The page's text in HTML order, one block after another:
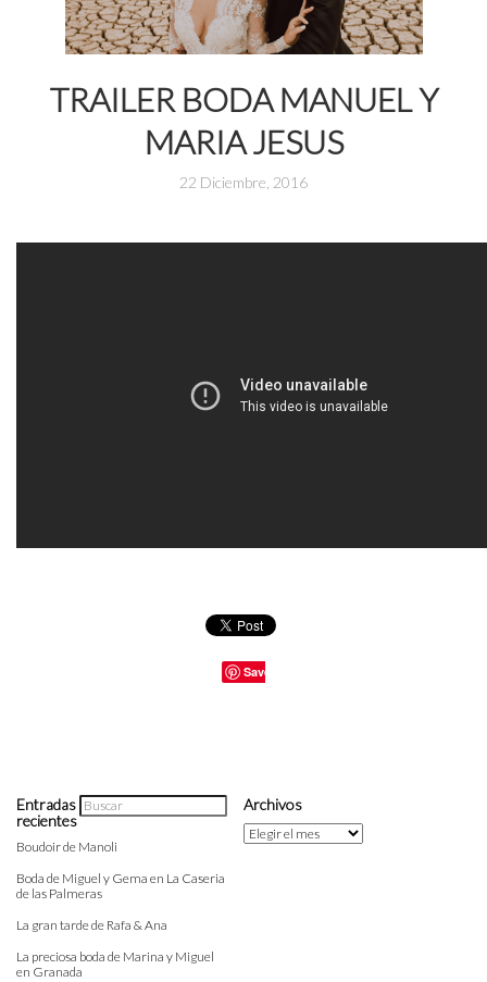
TRAILER BODA MANUEL Y
MARIA JESUS
22 Diciembre, 2016
Save
Entradas
recientes
Boudoir de Manoli
Boda de Miguel y Gema en La Caseria
de las Palmeras
La gran tarde de Rafa & Ana
La preciosa boda de Marina y Miguel
en Granada
Archivos
Archivos